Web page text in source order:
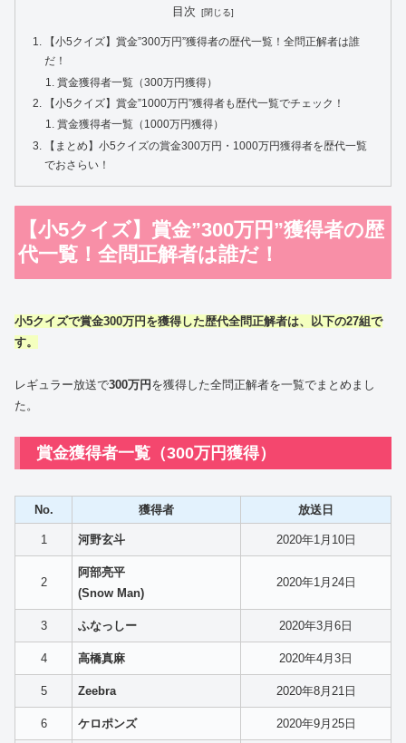
目次
【小5クイズ】賞金”300万円”獲得者の歴代一覧！全問正解者は誰
だ！
賞金獲得者一覧（300万円獲得）
【小5クイズ】賞金”1000万円”獲得者も歴代一覧でチェック！
賞金獲得者一覧（1000万円獲得）
【まとめ】小5クイズの賞金300万円・1000万円獲得者を歴代一覧
でおさらい！
【小5クイズ】賞金”300万円”獲得者の歴
代一覧！全問正解者は誰だ！
小5クイズで賞金300万円を獲得した歴代全問正解者は、以下の27組で
す。
レギュラー放送で300万円を獲得した全問正解者を一覧でまとめまし
た。
賞金獲得者一覧（300万円獲得）
No. 獲得者 放送日
1 河野玄斗 2020年1月10日
2
阿部亮平
(Snow Man)
2020年1月24日
3 ふなっしー 2020年3月6日
4 高橋真麻 2020年4月3日
5 Zeebra 2020年8月21日
6 ケロポンズ 2020年9月25日